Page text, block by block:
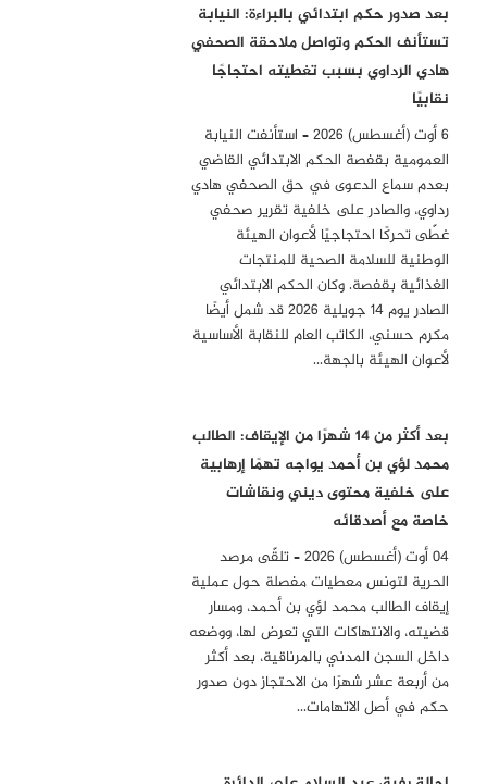
بعد صدور حكم ابتدائي بالبراءة: النيابة
تستأنف الحكم وتواصل ملاحقة الصحفي
هادي الرداوي بسبب تغطيته احتجاجًا
نقابيًا
6 أوت (أغسطس) 2026 – استأنفت النيابة
العمومية بقفصة الحكم الابتدائي القاضي
بعدم سماع الدعوى في حق الصحفي هادي
رداوي، والصادر على خلفية تقرير صحفي
غطّى تحركًا احتجاجيًا لأعوان الهيئة
الوطنية للسلامة الصحية للمنتجات
الغذائية بقفصة. وكان الحكم الابتدائي
الصادر يوم 14 جويلية 2026 قد شمل أيضًا
مكرم حسني، الكاتب العام للنقابة الأساسية
لأعوان الهيئة بالجهة…
بعد أكثر من 14 شهرًا من الإيقاف: الطالب
محمد لؤي بن أحمد يواجه تهمًا إرهابية
على خلفية محتوى ديني ونقاشات
خاصة مع أصدقائه
04 أوت (أغسطس) 2026 – تلقّى مرصد
الحرية لتونس معطيات مفصلة حول عملية
إيقاف الطالب محمد لؤي بن أحمد، ومسار
قضيته، والانتهاكات التي تعرض لها، ووضعه
داخل السجن المدني بالمرناقية، بعد أكثر
من أربعة عشر شهرًا من الاحتجاز دون صدور
حكم في أصل الاتهامات…